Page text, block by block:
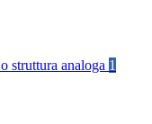
struttura analoga 1